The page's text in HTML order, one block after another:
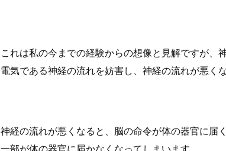
これは私の今までの経験からの想像と見解ですが、
電気である神経の流れを妨害し、神経の流れが悪くな
神経の流れが悪くなると、脳の命令が体の器官に届